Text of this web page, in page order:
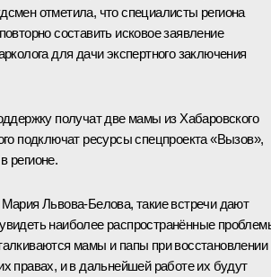
отметила, что специалисты региона
составить исковое заявление
для дачи экспертного заключения
получат две мамы из Хабаровского
подключат ресурсы спецпроекта «Вызов»,
регионе.
Львова-Белова, такие встречи дают
наиболее распространённые
мамы и папы при восстановлении
правах, и в дальнейшей работе их будут